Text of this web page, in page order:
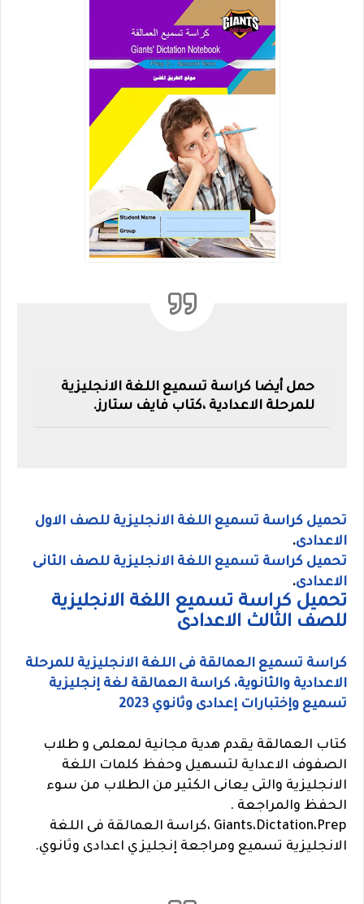
حمل أيضا كراسة تسميع اللغة الانجليزية
للمرحلة الاعدادية ،كتاب فايف ستارز.
تحميل كراسة تسميع اللغة الانجليزية للصف الاول
الاعدادى.
تحميل كراسة تسميع اللغة الانجليزية للصف الثانى
الاعدادى.
تحميل كراسة تسميع اللغة الانجليزية
للصف الثالث الاعدادى
كراسة تسميع العمالقة فى اللغة الانجليزية للمرحلة
الاعدادية والثانوية، كراسة العمالقة لغة إنجليزية
تسميع وإختبارات إعدادى وثانوي 2023
كتاب العمالقة يقدم هدية مجانية لمعلمى و طلاب
الصفوف الاعداية لتسهيل وحفظ كلمات اللغة
الانجليزية والتى يعانى الكثير من الطلاب من سوء
الحفظ والمراجعة .
Giants،Dictation،Prep ، كراسة العمالقة فى اللغة
الانجليزية تسميع ومراجعة إنجليزي اعدادى وثانوي.